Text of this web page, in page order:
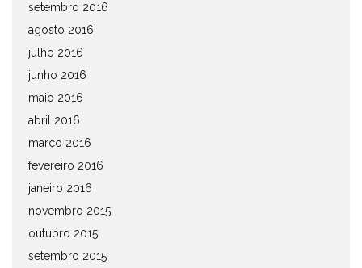
setembro 2016
agosto 2016
julho 2016
junho 2016
maio 2016
abril 2016
março 2016
fevereiro 2016
janeiro 2016
novembro 2015
outubro 2015
setembro 2015